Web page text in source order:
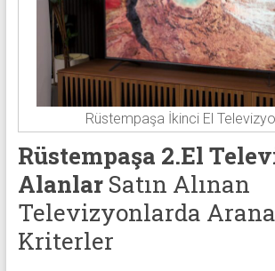
Rüstempaşa İkinci El
Rüstempaşa 2.El
Alanlar Satın Alınan
Televizyonlarda
Kriterler